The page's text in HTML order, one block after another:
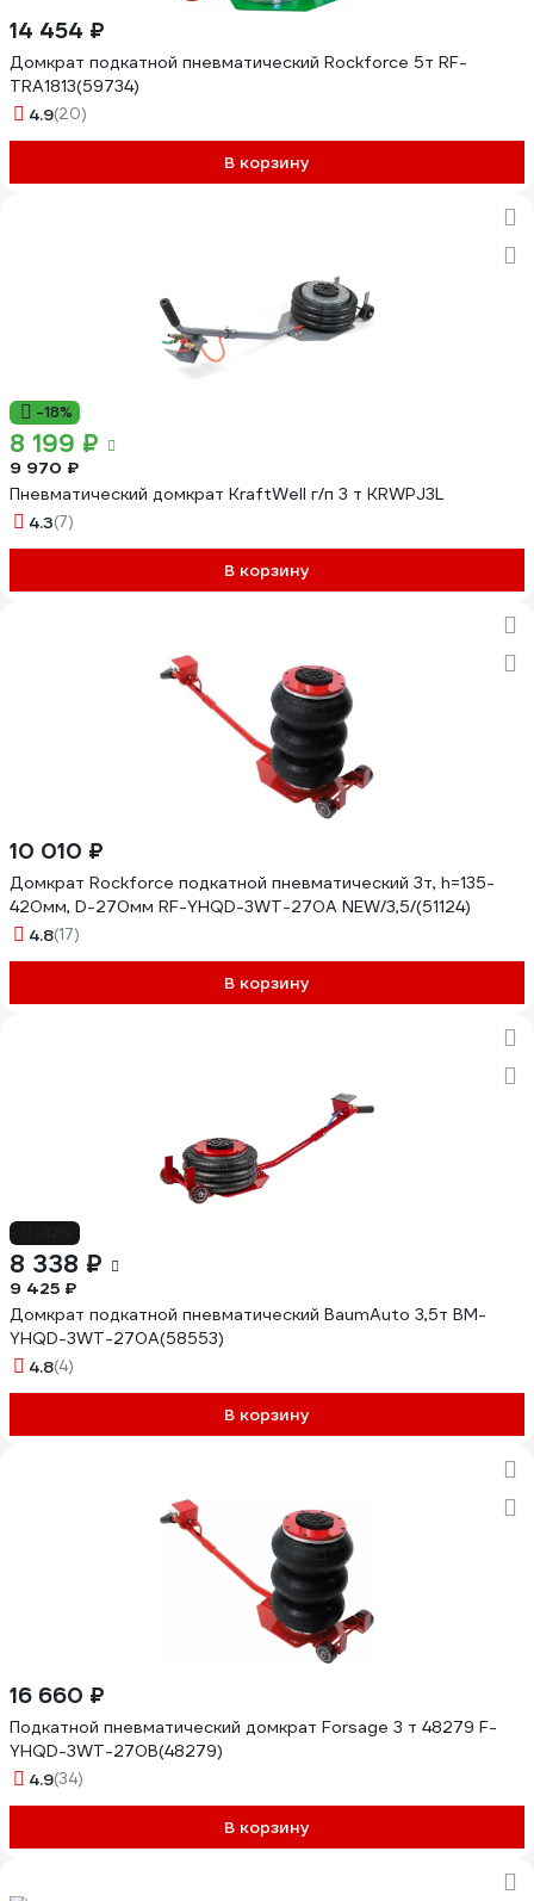
14 454 ₽
Домкрат подкатной пневматический Rockforce 5т RF-
TRA1813(59734)
4.9(20)
В корзину
-18%
8 199 ₽
9 970 ₽
Пневматический домкрат KraftWell г/п 3 т KRWPJ3L
4.3(7)
В корзину
10 010 ₽
Домкрат Rockforce подкатной пневматический 3т, h=135-
420мм, D-270мм RF-YHQD-3WT-270A NEW/3,5/(51124)
4.8(17)
В корзину
8 338 ₽
9 425 ₽
Домкрат подкатной пневматический BaumAuto 3,5т BM-
YHQD-3WT-270A(58553)
4.8(4)
В корзину
16 660 ₽
Подкатной пневматический домкрат Forsage 3 т 48279 F-
YHQD-3WT-270B(48279)
4.9(34)
В корзину